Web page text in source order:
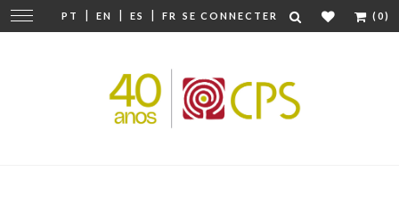
PT | EN | ES | FR SE CONNECTER (0)
Modifier
la